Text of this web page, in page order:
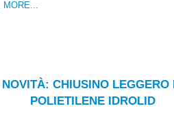
MORE...
NOVITÀ: CHIUSINO LEGGERO
POLIETILENE IDROLID